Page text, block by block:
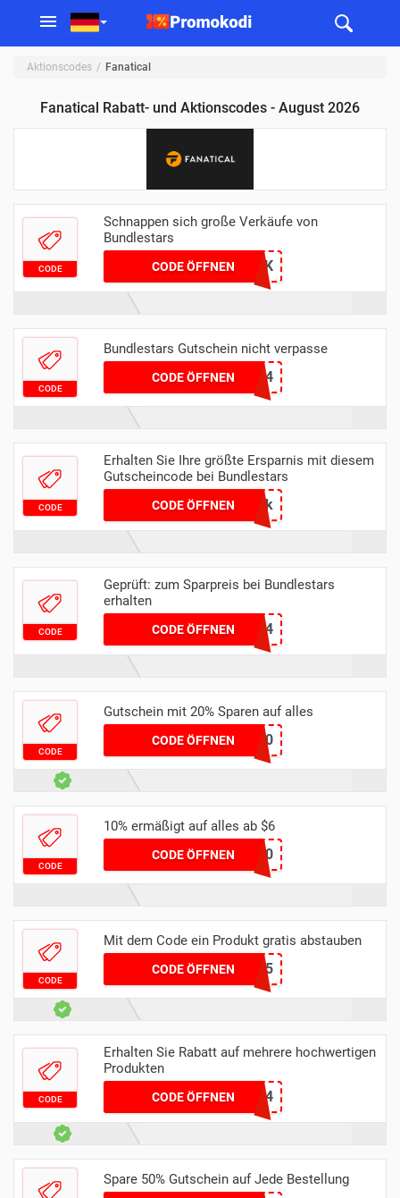
Aktionscodes Fanatical
Fanatical Rabatt- und Aktionscodes - August 2026
CODE
Schnappen sich große Verkäufe von
Bundlestars
CODE ÖFFNEN
UDWZt6bT2tRurK
CODE
Bundlestars Gutschein nicht verpasse
CODE ÖFFNENTOMFM24
CODE
Erhalten Sie Ihre größte Ersparnis mit diesem
Gutscheincode bei Bundlestars
CODE ÖFFNEN
UDmKbtRYwvKRuk
CODE
Geprüft: zum Sparpreis bei Bundlestars
erhalten
CODE ÖFFNEN
GORMYFM24
CODE
Gutschein mit 20% Sparen auf alles
CODE ÖFFNENLEARN20
CODE
10% ermäßigt auf alles ab $6
CODE ÖFFNEN
BEATTHECLOCK10
CODE
Mit dem Code ein Produkt gratis abstauben
CODE ÖFFNENHITMAN225
CODE
Erhalten Sie Rabatt auf mehrere hochwertigen
Produkten
CODE ÖFFNENVIEW24
Spare 50% Gutschein auf Jede Bestellung